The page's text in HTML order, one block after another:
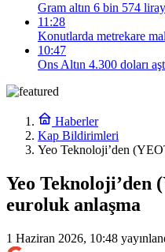
Gram altın 6 bin 574
11:28
Konutlarda metrekare
10:47
Ons Altın 4.300 doları
Haberler
Kap Bildirimleri
Yeo Teknoloji’den
Yeo Teknoloji’den
euroluk anlaşma
1 Haziran 2026, 10:48